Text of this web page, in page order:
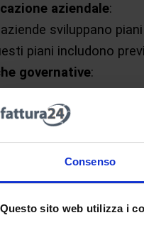
Consenso
Questo sito web utilizza i
aziendale:
sviluppano
piani includono
governative:
pianificano le
cambiamento climatico;
degli
investitori utilizzano
si possono